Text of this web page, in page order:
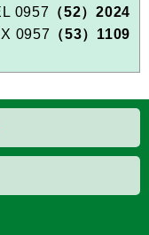
0957 （52）2024
0957 （53）1109